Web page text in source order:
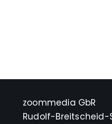
zoommedia GbR
Rudolf-Breitscheid-